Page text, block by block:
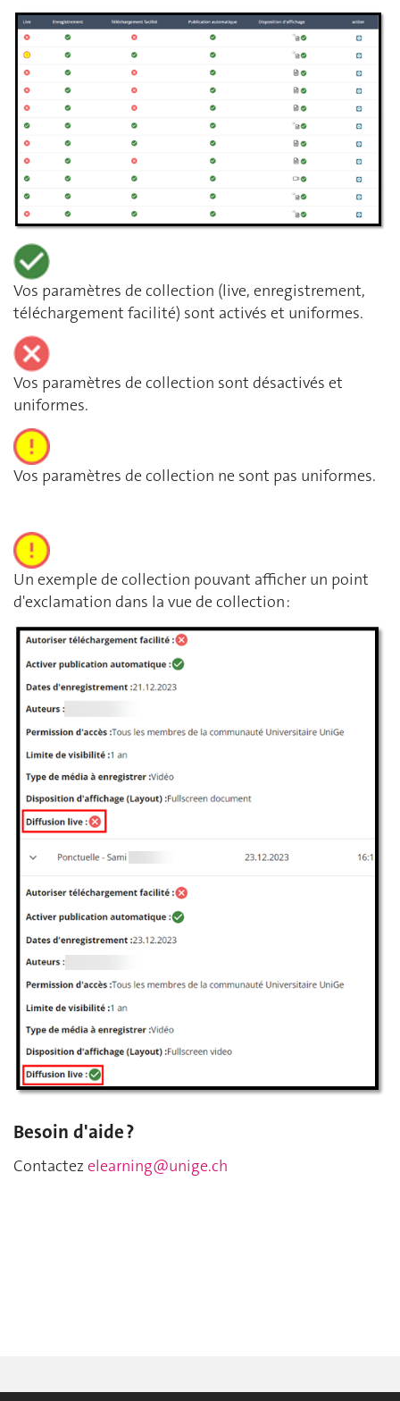
Vos paramètres de collection (live, enregistrement,
téléchargement facilité) sont activés et uniformes.
Vos paramètres de collection sont désactivés et
uniformes.
Vos paramètres de collection ne sont pas uniformes.
Un exemple de collection pouvant afficher un point
d'exclamation dans la vue de collection :
Besoin d'aide ?
Contactez elearning@unige.ch